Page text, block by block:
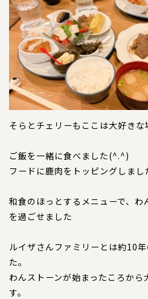
犬の迷子札
犬のネックレス
犬の本革ハーネス
犬の本革ハーフチョー
犬のチャーム
大型犬用
ペットカート用ネーム
特注品
おすすめ商品
そらとチェリーもここは大好きな
ご飯を一緒に食べました(^.^)
フードに鹿肉をトッピングしま
和食のほっとするメニューで、
を過ごせました
ルイザさんファミリーとは約10
た。
わんストーンが始まったころから
す。